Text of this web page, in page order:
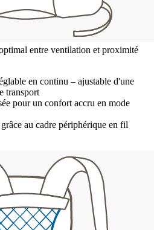
entre ventilation et proximité
en continu – ajustable d'une
transport
pour un confort accru en mode
au cadre périphérique en fil